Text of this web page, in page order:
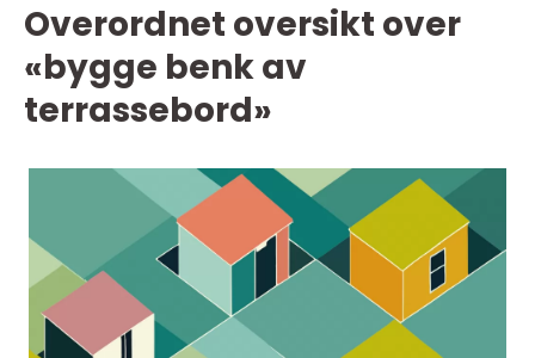
Overordnet oversikt over
«bygge benk av
terrassebord»